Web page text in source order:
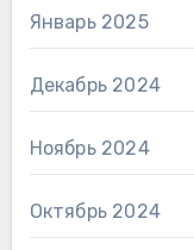
Январь 2025
Декабрь 2024
Ноябрь 2024
Октябрь 2024